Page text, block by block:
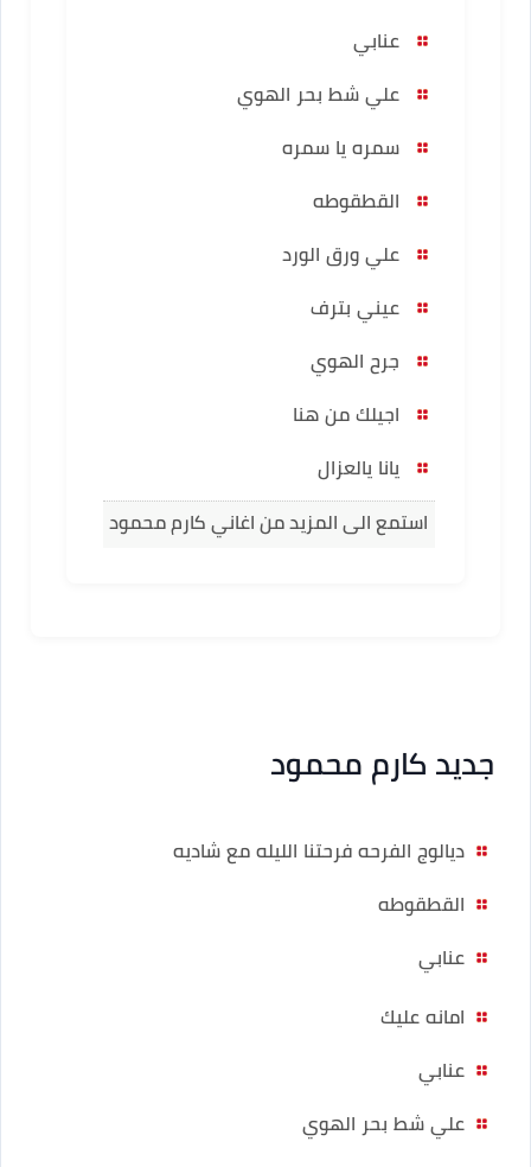
عنابي
علي شط بحر الهوي
سمره يا سمره
القطقوطه
علي ورق الورد
عيني بترف
جرح الهوي
اجيلك من هنا
يانا يالعزال
استمع الى المزيد من اغاني كارم محمود
جديد كارم محمود
ديالوج الفرحه فرحتنا الليله مع شاديه
القطقوطه
عنابي
امانه عليك
عنابي
علي شط بحر الهوي